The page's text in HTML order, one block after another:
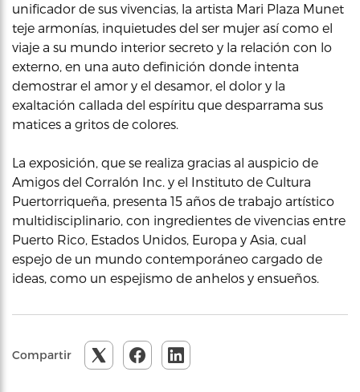
unificador de sus vivencias, la artista Mari Plaza Munet
teje armonías, inquietudes del ser mujer así como el
viaje a su mundo interior secreto y la relación con lo
externo, en una auto definición donde intenta
demostrar el amor y el desamor, el dolor y la
exaltación callada del espíritu que desparrama sus
matices a gritos de colores.
La exposición, que se realiza gracias al auspicio de
Amigos del Corralón Inc. y el Instituto de Cultura
Puertorriqueña, presenta 15 años de trabajo artístico
multidisciplinario, con ingredientes de vivencias entre
Puerto Rico, Estados Unidos, Europa y Asia, cual
espejo de un mundo contemporáneo cargado de
ideas, como un espejismo de anhelos y ensueños.
Compartir